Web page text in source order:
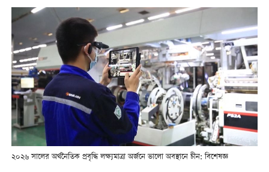
২০২৬ সালের অর্থনৈতিক প্রবৃদ্ধি লক্ষ্যমাত্রা অর্জনে ভালো অবস্থানে চীন: বিশেষজ্ঞ